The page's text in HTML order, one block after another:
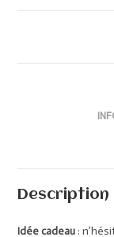
Description
Idée cadeau :